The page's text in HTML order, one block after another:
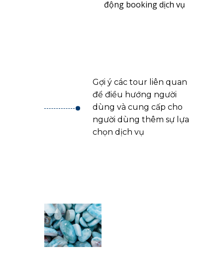
.
động booking dịch vụ
Gợi ý các tour liên quan
để điều hướng người
dùng và cung cấp cho
người dùng thêm sự lựa
chọn dịch vụ